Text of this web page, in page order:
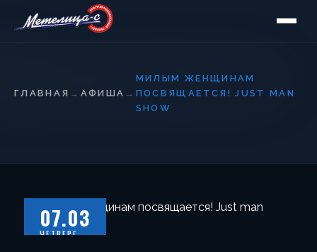
ГЛАВНАЯ → АФИША →
МИЛЫМ ЖЕНЩИНАМ
ПОСВЯЩАЕТСЯ! JUST MAN
SHOW
07.03
ЧЕТВЕРГ